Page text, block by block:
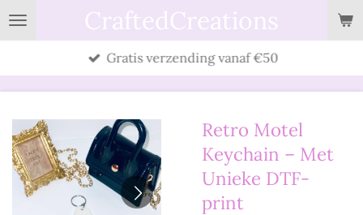
Ga
direct
CraftedCreations
Gratis verzending vanaf €50
Retro Motel
Keychain – Met
Unieke DTF-
print